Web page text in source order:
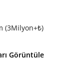
(3Milyon+₺)
Görüntüle